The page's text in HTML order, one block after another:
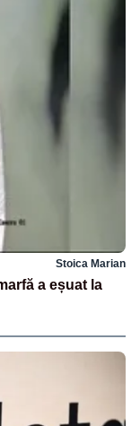
Stoica Marian
a eșuat la